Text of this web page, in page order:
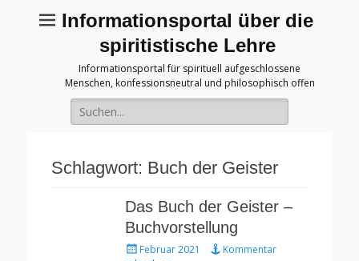
Informationsportal über die
spiritistische Lehre
Informationsportal für spirituell aufgeschlossene
Menschen, konfessionsneutral und philosophisch offen
Suche
für:
Schlagwort: Buch der Geister
Das Buch der Geister –
Buchvorstellung
Gepostet
Februar 2021
Kommentar